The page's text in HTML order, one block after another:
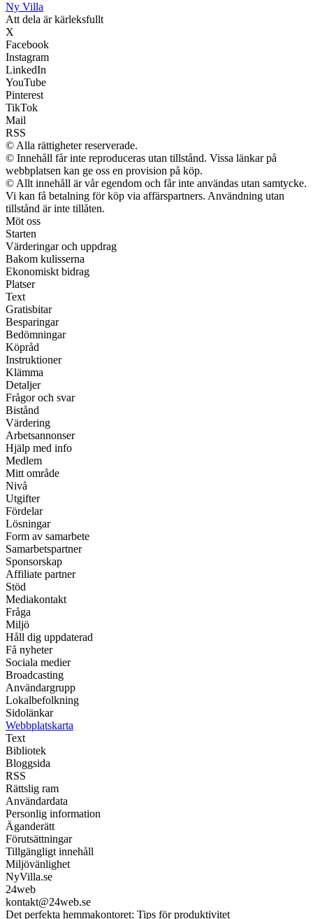
Ny Villa
Att dela är kärleksfullt
X
Facebook
Instagram
LinkedIn
YouTube
Pinterest
TikTok
Mail
RSS
© Alla rättigheter reserverade.
© Innehåll får inte reproduceras utan tillstånd. Vissa länkar på
webbplatsen kan ge oss en provision på köp.
© Allt innehåll är vår egendom och får inte användas utan samtycke.
Vi kan få betalning för köp via affärspartners. Användning utan
tillstånd är inte tillåten.
Möt oss
Starten
Värderingar och uppdrag
Bakom kulisserna
Ekonomiskt bidrag
Platser
Text
Gratisbitar
Besparingar
Bedömningar
Köpråd
Instruktioner
Klämma
Detaljer
Frågor och svar
Bistånd
Värdering
Arbetsannonser
Hjälp med info
Medlem
Mitt område
Nivå
Utgifter
Fördelar
Lösningar
Form av samarbete
Samarbetspartner
Sponsorskap
Affiliate partner
Stöd
Mediakontakt
Fråga
Miljö
Håll dig uppdaterad
Få nyheter
Sociala medier
Broadcasting
Användargrupp
Lokalbefolkning
Sidolänkar
Webbplatskarta
Text
Bibliotek
Bloggsida
RSS
Rättslig ram
Användardata
Personlig information
Äganderätt
Förutsättningar
Tillgängligt innehåll
Miljövänlighet
NyVilla.se
24web
kontakt@24web.se
Det perfekta hemmakontoret: Tips för produktivitet